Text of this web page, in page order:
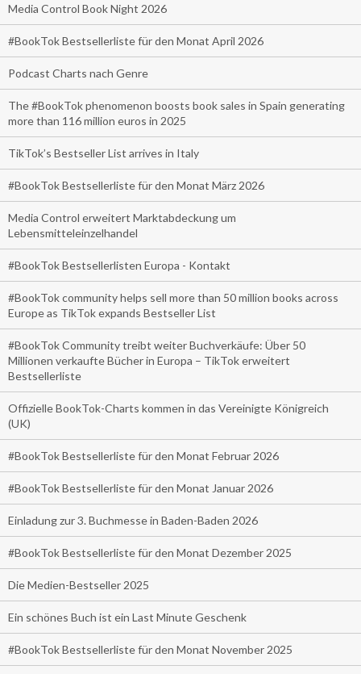
Media Control Book Night 2026
#BookTok Bestsellerliste für den Monat April 2026
Podcast Charts nach Genre
The #BookTok phenomenon boosts book sales in Spain generating
more than 116 million euros in 2025
TikTok’s Bestseller List arrives in Italy
#BookTok Bestsellerliste für den Monat März 2026
Media Control erweitert Marktabdeckung um
Lebensmitteleinzelhandel
#BookTok Bestsellerlisten Europa - Kontakt
#BookTok community helps sell more than 50 million books across
Europe as TikTok expands Bestseller List
#BookTok Community treibt weiter Buchverkäufe: Über 50
Millionen verkaufte Bücher in Europa – TikTok erweitert
Bestsellerliste
Offizielle BookTok-Charts kommen in das Vereinigte Königreich
(UK)
#BookTok Bestsellerliste für den Monat Februar 2026
#BookTok Bestsellerliste für den Monat Januar 2026
Einladung zur 3. Buchmesse in Baden-Baden 2026
#BookTok Bestsellerliste für den Monat Dezember 2025
Die Medien-Bestseller 2025
Ein schönes Buch ist ein Last Minute Geschenk
#BookTok Bestsellerliste für den Monat November 2025